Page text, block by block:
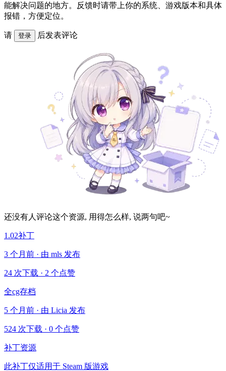
能解决问题的地方。反馈时请带上你的系统、游戏版本和具体
报错，方便定位。
请 登录 后发表评论
还没有人评论这个资源, 用得怎么样, 说两句吧~
1.02补丁
3 个月前 · 由 mls 发布
24 次下载 · 2 个点赞
全cg存档
5 个月前 · 由 Licia 发布
524 次下载 · 0 个点赞
补丁资源
此补丁仅适用于 Steam 版游戏